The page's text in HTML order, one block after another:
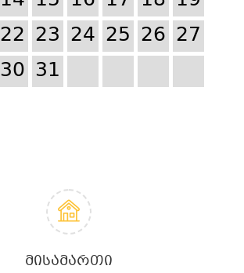
22 23 24 25 26 27
30 31
ᲛᲘᲡᲐᲛᲐᲠᲗᲘ